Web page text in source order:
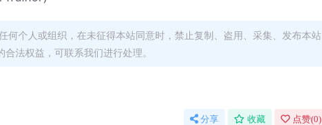
个人或组织，在未征得本站同意时，禁止复制、盗用、采集、发布本站
法权益，可联系我们进行处理。
分享 收藏 点赞(0)